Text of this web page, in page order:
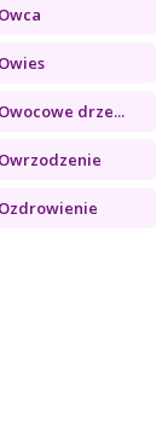
Owca
Owies
Owocowe drze...
Owrzodzenie
Ozdrowienie